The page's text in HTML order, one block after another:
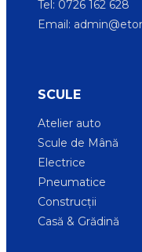
Tel: 0726 162 628
Email:
SCULE
Atelier auto
Scule de Mână
Electrice
Pneumatice
Construcții
Casă & Grădină